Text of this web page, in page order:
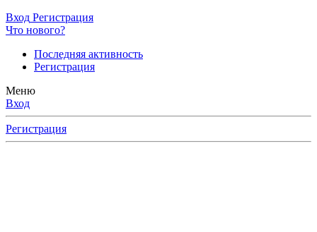
Вход Регистрация
Что нового?
Последняя активность
Регистрация
Меню
Вход
Регистрация